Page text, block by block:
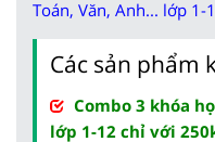
Toán, Văn, Anh... lớp 1-
Các sản phẩm
Combo 3 khóa
lớp 1-12 chỉ với